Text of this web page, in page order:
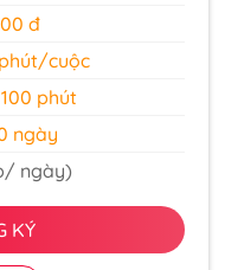
đ
cuộc
100 phút
ngày
ngày)
KÝ